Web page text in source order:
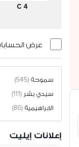
4 C
عرض
سموحة (545)
سيدي بشر (111)
الابراهيمية (86)
إعلانات إيليت